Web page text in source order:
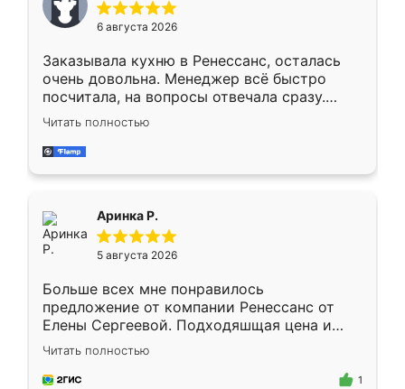
Мне нравится ,если что-то потребуется из
мебели буду заказывать только здесь.
6 августа 2026
Заказывала кухню в Ренессанс, осталась
очень довольна. Менеджер всё быстро
посчитала, на вопросы отвечала сразу.
Замерщик приехал в субботу, подошёл к
делу со всей ответственностью. Собрали
за день, ребята работали аккуратно, даже
Читать полностью
Аринка Р.
5 августа 2026
Больше всех мне понравилось
предложение от компании Ренессанс от
Елены Сергеевой. Подходяшщая цена и
короткие сроки изготовления. Приехавший
для замера сотрудник Владислав
предложил по моему эскизу самый
Читать полностью
1